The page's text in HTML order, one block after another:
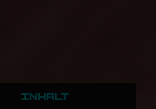
INHALT